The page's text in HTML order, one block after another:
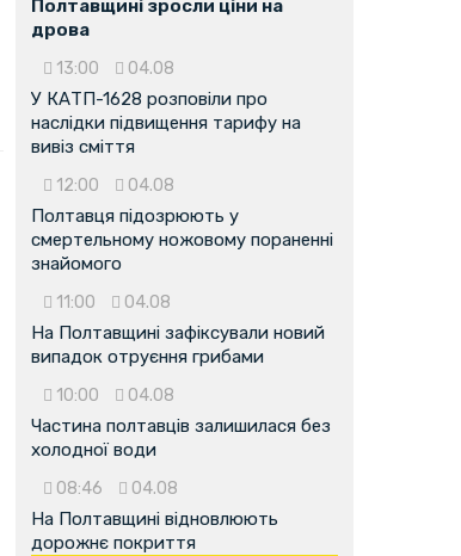
Полтавщині зросли ціни на
дрова
13:00 04.08
У КАТП-1628 розповіли про
наслідки підвищення тарифу на
вивіз сміття
12:00 04.08
Полтавця підозрюють у
смертельному ножовому пораненні
знайомого
11:00 04.08
На Полтавщині зафіксували новий
випадок отруєння грибами
10:00 04.08
Частина полтавців залишилася без
холодної води
08:46 04.08
На Полтавщині відновлюють
дорожнє покриття